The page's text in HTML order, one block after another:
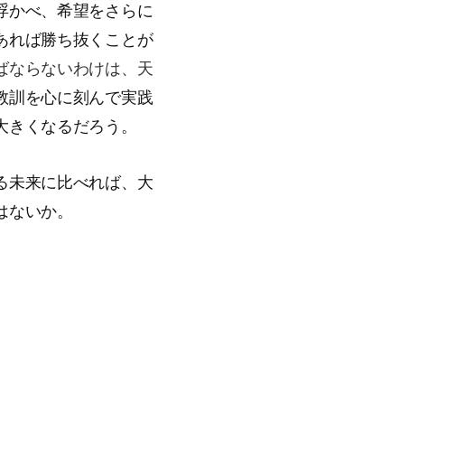
かべ、希望をさらに
れば勝ち抜くことが
ならないわけは、天
訓を心に刻んで実践
くなるだろう。
未来に比べれば、大
いか。